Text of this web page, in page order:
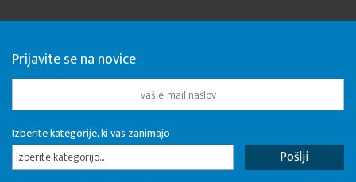
Prijavite se na novice
Izberite kategorije, ki vas zanimajo
Izberite kategorijo...